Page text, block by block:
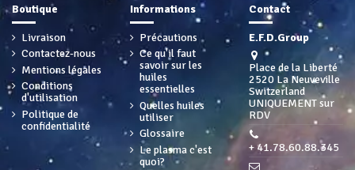
Boutique
Livraison
Contactez-nous
Mentions légales
Conditions
d'utilisation
Politique de
confidentialité
Informations
Précautions
Ce qu'il faut
savoir sur les
huiles
essentielles
Quelles huiles
utiliser
Glossaire
Le plasma c'est
quoi?
Contact
E.F.D.Group
Place de la Liberté
2520 La Neuveville
Switzerland
UNIQUEMENT sur
RDV
+ 41.78.60.88.345